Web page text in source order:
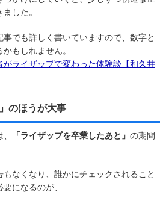
した。
でも詳しく書いていますので、数字と
もしれません。
がライザップで変わった体験談【和久井
のほうが大事
「ライザップを卒業したあと」 の期間
なくなり、誰かにチェックされること
になるのが、